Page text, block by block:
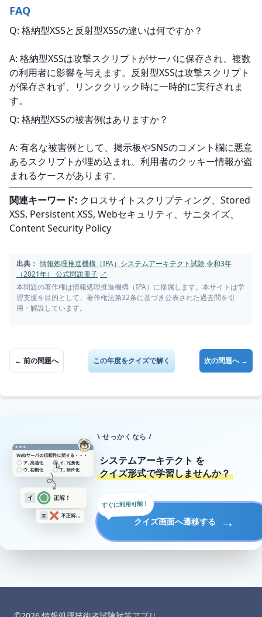
FAQ
Q: 格納型XSSと反射型XSSの違いは何ですか？
A: 格納型XSSは攻撃スクリプトがサーバに保存され、複数
の利用者に影響を与えます。反射型XSSは攻撃スクリプト
が保存されず、リンククリック時に一時的に実行されま
す。
Q: 格納型XSSの被害例はありますか？
A: 有名な被害例として、掲示板やSNSのコメント欄に悪意
あるスクリプトが埋め込まれ、利用者のクッキー情報が盗
まれるケースがあります。
関連キーワード: クロスサイトスクリプティング、Stored
XSS, Persistent XSS, Webセキュリティ、サニタイズ、
Content Security Policy
出典： 情報処理推進機構（IPA）システムアーキテクト試験 令和3年
（2021年） 公式問題冊子 ↗
本問題の著作権は情報処理推進機構（IPA）に帰属します。本サイトは学
習支援を目的として、著作権法第32条に基づき公表された過去問を引
用・解説しています。
← 前の問題へ この年度をクイズで解く 次の問題へ →
\ せっかくなら /
システムアーキテクト を
クイズ形式で学習しませんか？
クイズ画面へ遷移する →
すぐに利用可能！